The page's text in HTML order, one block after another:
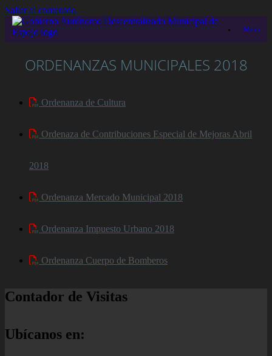
Saltar al contenido
Menú
ORDENANZAS MUNICIPALES 2018
Ordenanza de Cultura
Ordenaza de Contribuciones Especial de Mejoras Abril
2018
Ordenanza Mercado Municipal 2018
Ordenanza Impuesto Urbano 2018
Ordenanza Cuerpo de Bomberos
Contador de Visitas
Ubícanos en: